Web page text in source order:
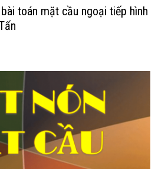
toán mặt cầu ngoại tiếp hình